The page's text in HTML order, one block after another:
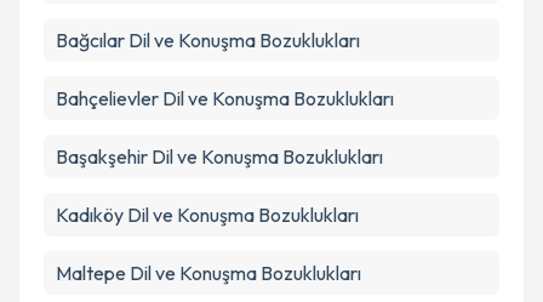
Bağcılar Dil ve Konuşma Bozuklukları
Bahçelievler Dil ve Konuşma Bozuklukları
Başakşehir Dil ve Konuşma Bozuklukları
Kadıköy Dil ve Konuşma Bozuklukları
Maltepe Dil ve Konuşma Bozuklukları